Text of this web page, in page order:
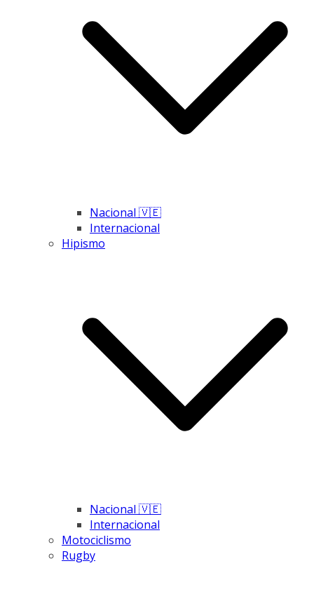
Nacional 🇻🇪
Internacional
Hipismo
Nacional 🇻🇪
Internacional
Motociclismo
Rugby